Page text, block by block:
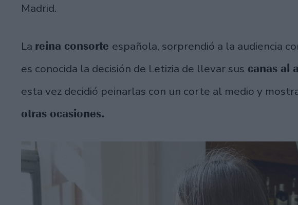
Madrid.
La reina consorte española, sorprendió a la audiencia
es conocida la decisión de Letizia de llevar sus canas al
esta vez decidió peinarlas con un corte al medio y
otras ocasiones.